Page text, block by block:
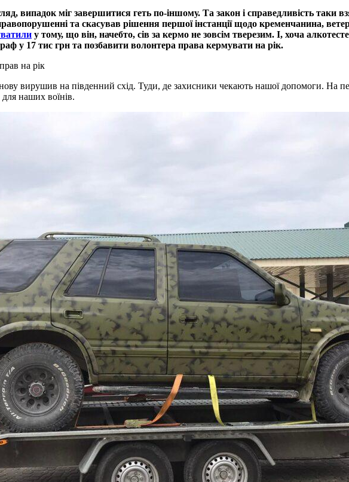
випадок міг завершитися геть по-іншому. Та закон і справедливість таки
та скасував рішення першої інстанції щодо кременчанина,
у тому, що він, начебто, сів за кермо не зовсім тверезим. І, хоча
у 17 тис грн та позбавити волонтера права кермувати на рік.
на рік
вирушив на південний схід. Туди, де захисники чекають нашої допомоги. На
наших воїнів.